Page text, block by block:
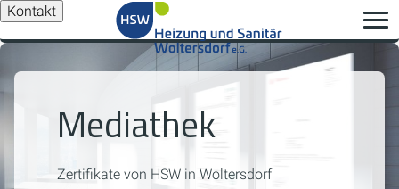
Kontakt
Mediathek
Zertifikate von HSW in Woltersdorf